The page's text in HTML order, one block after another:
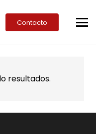
Contacto
resultados.